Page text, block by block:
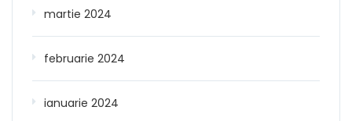
martie 2024
februarie 2024
ianuarie 2024